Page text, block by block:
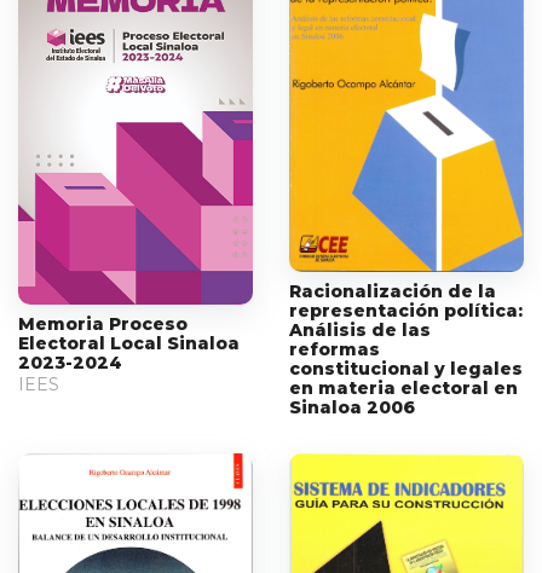
Memoria Proceso
Electoral Local Sinaloa
2023-2024
IEES
Racionalización de la
representación política:
Análisis de las
reformas
constitucional y legales
en materia electoral en
Sinaloa 2006